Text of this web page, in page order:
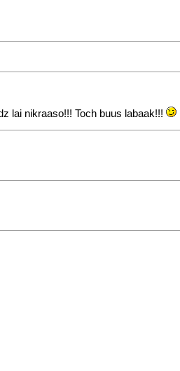
lai nikraaso!!! Toch buus labaak!!!